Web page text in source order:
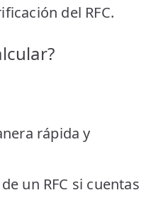
del RFC.
rápida y
un RFC si cuentas